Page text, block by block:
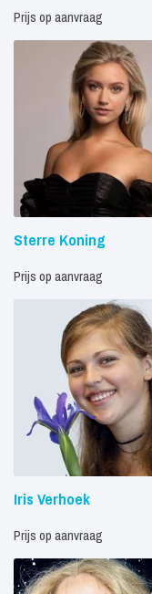
Prijs op aanvraag
Sterre Koning
Prijs op aanvraag
Iris Verhoek
Prijs op aanvraag